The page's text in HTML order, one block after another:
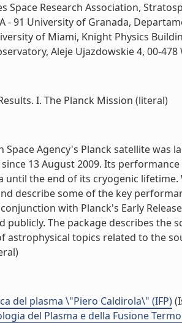
Space Research Association,
- 91 University of Granada,
of Miami, Knight Physics
Aleje Ujazdowskie 4, 00-
I. The Planck Mission (literal)
Space Agency's Planck satellite was
13 August 2009. Its
until the end of its cryogenic
describe some of the key
with Planck's Early
publicly. The package describes
astrophysical topics related to the
del plasma \"Piero Caldirola\" (IFP)
del Plasma e della Fusione